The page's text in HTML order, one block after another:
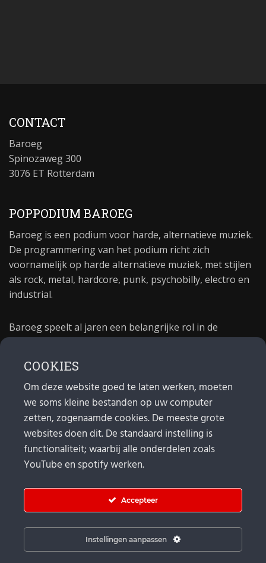
CONTACT
Baroeg
Spinozaweg 300
3076 ET Rotterdam
POPPODIUM BAROEG
Baroeg is een podium voor harde, alternatieve muziek.
De programmering van het podium richt zich
voornamelijk op harde alternatieve muziek, met stijlen
als rock, metal, hardcore, punk, psychobilly, electro en
industrial.
Baroeg speelt al jaren een belangrijke rol in de
poppodium 40 jaar.
MAIL
Algemeen: info@baroeg.nl
Bands & boeking: leon@baroeg.nl
Promotie & publiciteit: francis@baroeg.nl
COOKIES
Om deze website goed te laten werken, moeten
we soms kleine bestanden op uw computer
zetten, zogenaamde cookies. De meeste grote
websites doen dit. De standaard instelling is
functionaliteit; waarbij alle onderdelen zoals
YouTube en spotify werken.
Accepteer
Instellingen aanpassen